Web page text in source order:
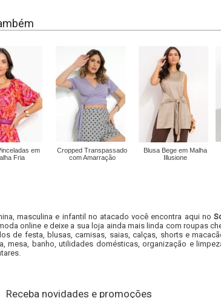
em
Fria
Cropped Transpassado
com Amarração
Blusa Bege em Malha
Illusione
masculina e infantil no atacado você encontra aqui no
online e deixe a sua loja ainda mais linda com roupas
de festa, blusas, camisas, saias, calças, shorts e
mesa, banho, utilidades domésticas, organização e
Receba novidades e promoções